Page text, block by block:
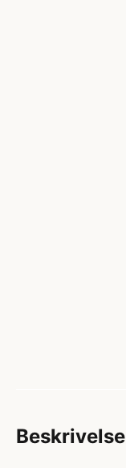
Beskrivelse